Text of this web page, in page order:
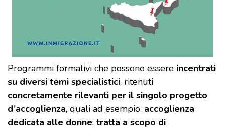
Programmi formativi che possono essere incentrati
su diversi temi specialistici, ritenuti
concretamente rilevanti per il singolo progetto
d’accoglienza, quali ad esempio: accoglienza
dedicata alle donne; tratta a scopo di